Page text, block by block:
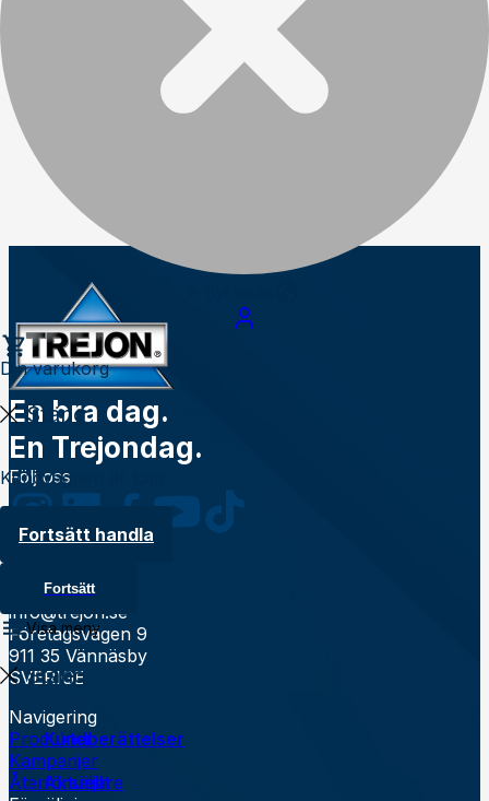
Din varukorg
Stäng
Kundvagnen är tom
Fortsätt handla
Fortsätt
Visa meny
Stäng
Kundberättelser
Aktuellt
En bra dag.
En Trejondag.
Följ oss
Kontakt
0935 39900
info@trejon.se
Företagsvägen 9
911 35 Vännäsby
SVERIGE
Navigering
Produkter
Kampanjer
Återförsäljare